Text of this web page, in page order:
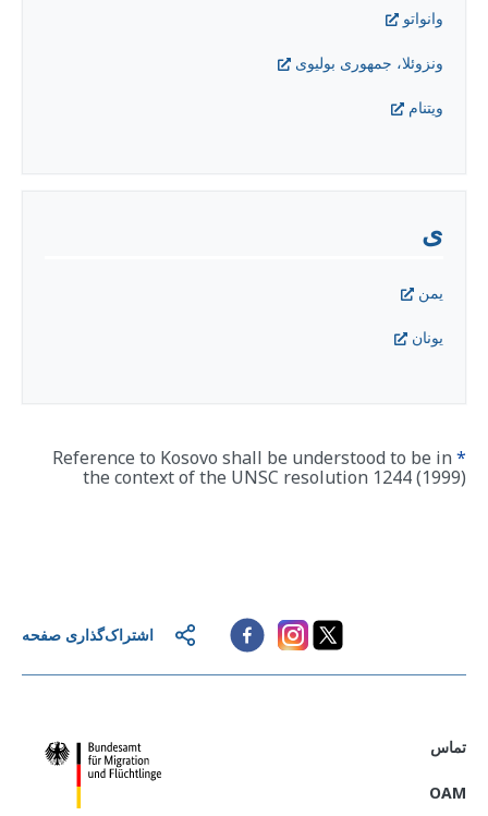
وانواتو
ونزوئلا، جمهوری بولیوی
ويتنام
ی
یمن
یونان
*
Reference to Kosovo shall be understood to be in
the context of the UNSC resolution 1244 (1999)
اشتراک‌گذاری صفحه
تماس
OAM